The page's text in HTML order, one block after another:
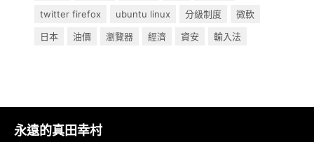
twitter firefox
ubuntu linux 分級制度
微軟
日本
油價 瀏覽器 經濟 資安 輸入法
永遠的真田幸村